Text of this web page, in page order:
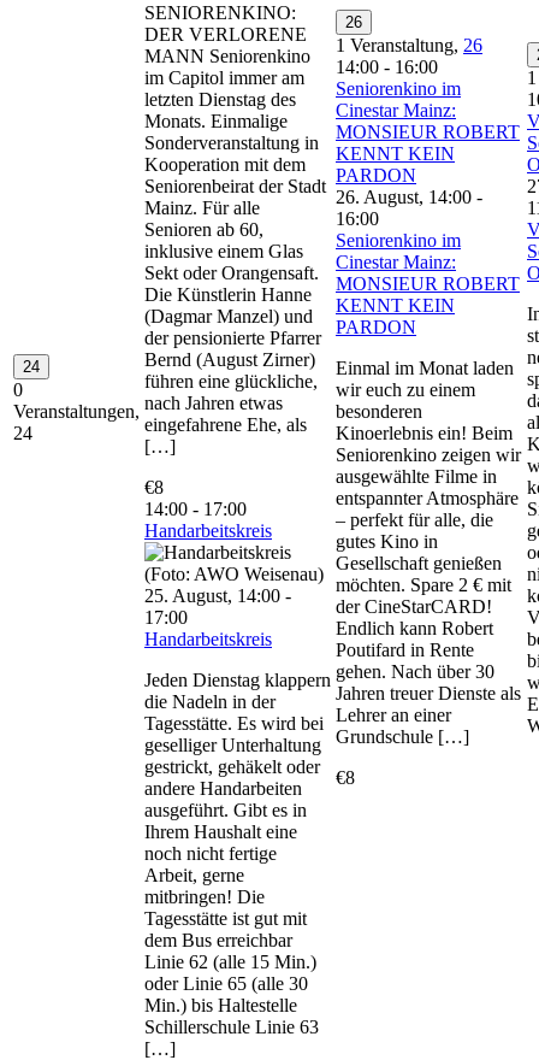
24
0
Veranstaltungen,
24
SENIORENKINO:
DER VERLORENE
MANN Seniorenkino
im Capitol immer am
letzten Dienstag des
Monats. Einmalige
Sonderveranstaltung in
Kooperation mit dem
Seniorenbeirat der Stadt
Mainz. Für alle
Senioren ab 60,
inklusive einem Glas
Sekt oder Orangensaft.
Die Künstlerin Hanne
(Dagmar Manzel) und
der pensionierte Pfarrer
Bernd (August Zirner)
führen eine glückliche,
nach Jahren etwas
eingefahrene Ehe, als
[…]
€8
14:00 - 17:00
Handarbeitskreis
25. August, 14:00 -
17:00
Handarbeitskreis
Jeden Dienstag klappern
die Nadeln in der
Tagesstätte. Es wird bei
geselliger Unterhaltung
gestrickt, gehäkelt oder
andere Handarbeiten
ausgeführt. Gibt es in
Ihrem Haushalt eine
noch nicht fertige
Arbeit, gerne
mitbringen! Die
Tagesstätte ist gut mit
dem Bus erreichbar
Linie 62 (alle 15 Min.)
oder Linie 65 (alle 30
Min.) bis Haltestelle
Schillerschule Linie 63
[…]
26
1 Veranstaltung, 26
14:00 - 16:00
Seniorenkino im
Cinestar Mainz:
MONSIEUR ROBERT
KENNT KEIN
PARDON
26. August, 14:00 -
16:00
Seniorenkino im
Cinestar Mainz:
MONSIEUR ROBERT
KENNT KEIN
PARDON
Einmal im Monat laden
wir euch zu einem
besonderen
Kinoerlebnis ein! Beim
Seniorenkino zeigen wir
ausgewählte Filme in
entspannter Atmosphäre
– perfekt für alle, die
gutes Kino in
Gesellschaft genießen
möchten. Spare 2 € mit
der CineStarCARD!
Endlich kann Robert
Poutifard in Rente
gehen. Nach über 30
Jahren treuer Dienste als
Lehrer an einer
Grundschule […]
€8